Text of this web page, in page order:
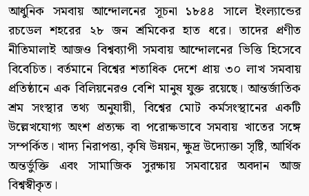
আধুনিক সমবায় আন্দোলনের সূচনা ১৮৪৪ সালে ইংল্যান্ডের
রচডেল শহরের ২৮ জন শ্রমিকের হাত ধরে। তাদের প্রণীত
নীতিমালাই আজও বিশ্বব্যাপী সমবায় আন্দোলনের ভিত্তি হিসেবে
বিবেচিত। বর্তমানে বিশ্বের শতাধিক দেশে প্রায় ৩০ লাখ সমবায়
প্রতিষ্ঠানে এক বিলিয়নেরও বেশি মানুষ যুক্ত রয়েছে। আন্তর্জাতিক
শ্রম সংস্থার তথ্য অনুযায়ী, বিশ্বের মোট কর্মসংস্থানের একটি
উল্লেখযোগ্য অংশ প্রত্যক্ষ বা পরোক্ষভাবে সমবায় খাতের সঙ্গে
সম্পর্কিত। খাদ্য নিরাপত্তা, কৃষি উন্নয়ন, ক্ষুদ্র উদ্যোক্তা সৃষ্টি, আর্থিক
অন্তর্ভুক্তি এবং সামাজিক সুরক্ষায় সমবায়ের অবদান আজ
বিশ্বস্বীকৃত।